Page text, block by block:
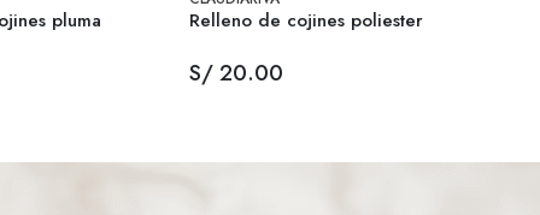
pluma Relleno de cojines poliester
S/ 20.00